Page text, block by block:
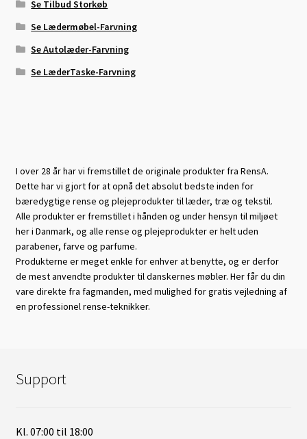
Se Tilbud Storkøb
Se Lædermøbel-Farvning
Se Autolæder-Farvning
Se LæderTaske-Farvning
I over 28 år har vi fremstillet de originale produkter fra RensA.
Dette har vi gjort for at opnå det absolut bedste inden for
bæredygtige rense og plejeprodukter til læder, træ og tekstil.
Alle produkter er fremstillet i hånden og under hensyn til miljøet
her i Danmark, og alle rense og plejeprodukter er helt uden
parabener, farve og parfume.
Produkterne er meget enkle for enhver at benytte, og er derfor
de mest anvendte produkter til danskernes møbler. Her får du din
vare direkte fra fagmanden, med mulighed for gratis vejledning af
en professionel rense-teknikker.
Support
Kl. 07:00 til 18:00